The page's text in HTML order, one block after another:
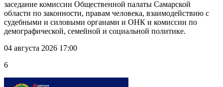
заседание комиссии Общественной палаты Самарской
области по законности, правам человека, взаимодействию с
судебными и силовыми органами и ОНК и комиссии по
демографической, семейной и социальной политике.
04 августа 2026 17:00
6